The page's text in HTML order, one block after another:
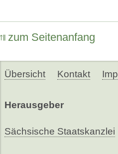
zum Seitenanfang
Übersicht Kontakt
Herausgeber
Sächsische Staatskanzlei